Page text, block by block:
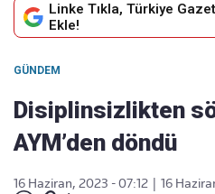
Linke Tıkla, Türkiye
Ekle!
GÜNDEM
Disiplinsizlikten
AYM’den döndü
16 Haziran, 2023 - 07:12
16